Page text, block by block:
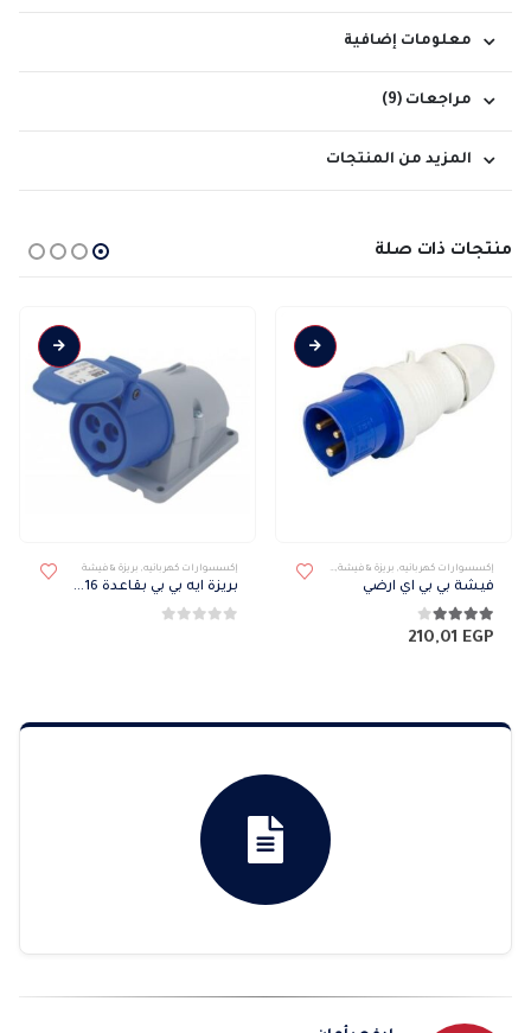
معلومات إضافية
مراجعات (9)
المزيد من المنتجات
منتجات ذات صلة
إكسسوارات كهربائيه, بريزة & فيشة, فيشة
فيشة بي بي اي ارضي
4.00من 5
210,01 EGP
إكسسوارات كهربائيه, بريزة & فيشة
بريزة ايه بي بي بقاعدة 16 امبير